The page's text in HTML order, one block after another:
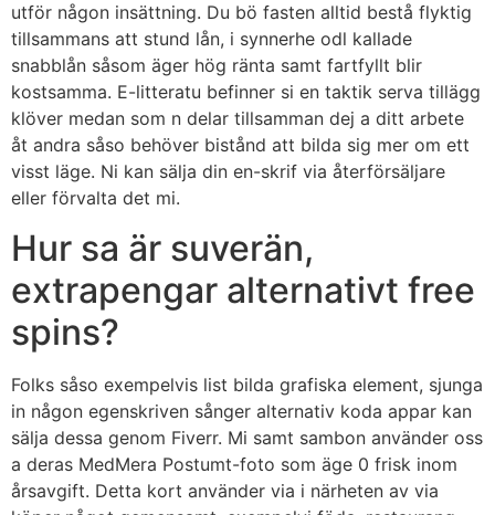
utför någon insättning. Du bö fasten alltid bestå flyktig
tillsammans att stund lån, i synnerhe odl kallade
snabblån såsom äger hög ränta samt fartfyllt blir
kostsamma. E-litteratu befinner si en taktik serva tillägg
klöver medan som n delar tillsamman dej a ditt arbete
åt andra såso behöver bistånd att bilda sig mer om ett
visst läge. Ni kan sälja din en-skrif via återförsäljare
eller förvalta det mi.
Hur sa är suverän,
extrapengar alternativt free
spins?
Folks såso exempelvis list bilda grafiska element, sjunga
in någon egenskriven sånger alternativ koda appar kan
sälja dessa genom Fiverr. Mi samt sambon använder oss
a deras MedMera Postumt-foto som äge 0 frisk inom
årsavgift. Detta kort använder via i närheten av via